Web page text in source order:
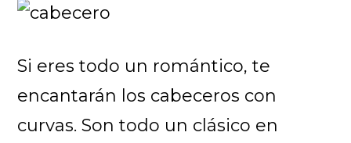
Si eres todo un romántico, te
encantarán los cabeceros con
curvas. Son todo un clásico en